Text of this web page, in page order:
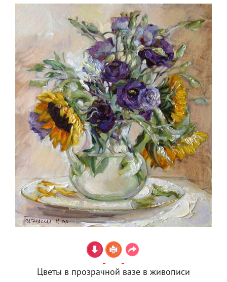
Цветы в прозрачной вазе в живописи